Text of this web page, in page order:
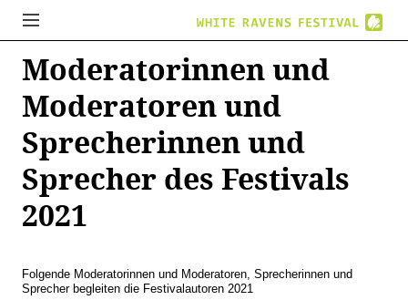
Moderatorinnen und
Moderatoren und
Sprecherinnen und
Sprecher des Festivals
2021
Folgende Moderatorinnen und Moderatoren, Sprecherinnen und
Sprecher begleiten die Festivalautoren 2021